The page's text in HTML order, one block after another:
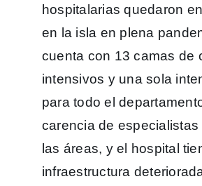
hospitalarias quedaron
en la isla en plena
cuenta con 13 camas de
intensivos y una sola
para todo el
carencia de especialistas
las áreas, y el hospital
infraestructura